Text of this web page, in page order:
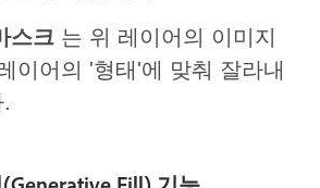
스크 는 위 레이어의 이미지
이어의 '형태'에 맞춰 잘라내